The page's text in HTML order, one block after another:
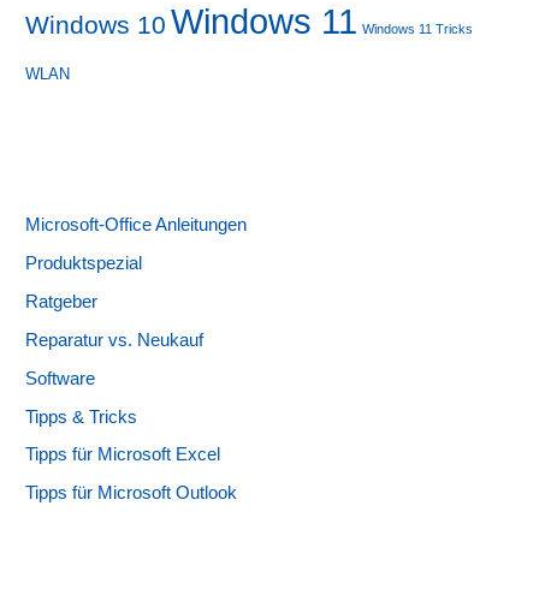
Windows 10 Windows 11 Windows 11 Tricks
WLAN
Microsoft-Office Anleitungen
Produktspezial
Ratgeber
Reparatur vs. Neukauf
Software
Tipps & Tricks
Tipps für Microsoft Excel
Tipps für Microsoft Outlook